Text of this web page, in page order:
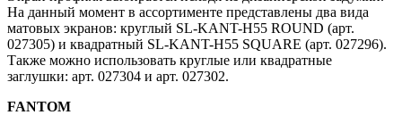
На данный момент в ассортименте представлены два вида
матовых экранов: круглый SL-KANT-H55 ROUND (арт.
027305) и квадратный SL-KANT-H55 SQUARE (арт. 027296).
Также можно использовать круглые или квадратные
заглушки: арт. 027304 и арт. 027302.
FANTOM